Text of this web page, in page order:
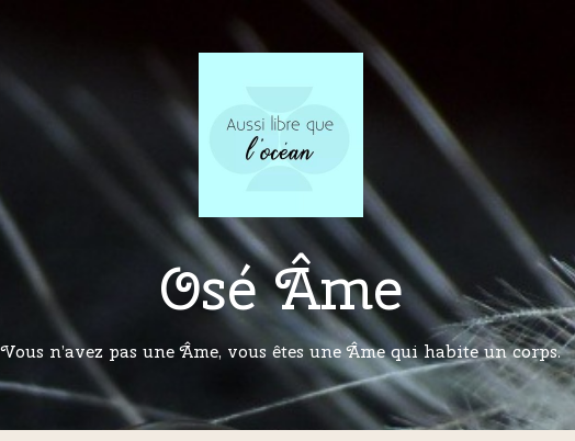
Osé Âme
Vous n’avez pas une Âme, vous êtes une Âme qui habite un corps.